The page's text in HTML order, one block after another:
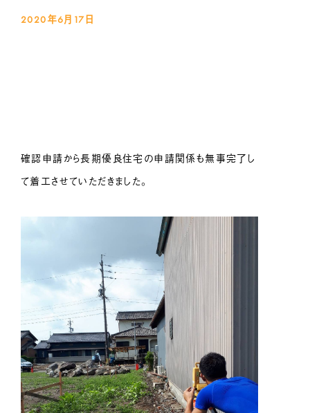
2020年6月17日
確認申請から長期優良住宅の申請関係も無事完了し
て着工させていただきました。